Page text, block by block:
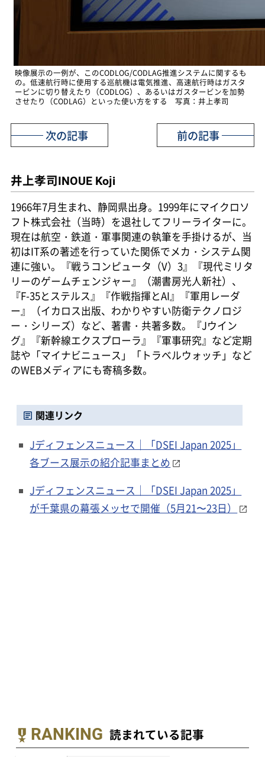
映像展示の一例が、このCODLOG/CODLAG推進システムに関するも
の。低速航行時に使用する巡航機は電気推進、高速航行時はガスタ
ービンに切り替えたり（CODLOG）、あるいはガスタービンを加勢
させたり（CODLAG）といった使い方をする 写真：井上孝司
前の記事
次の記事
井上孝司INOUE Koji
1966年7月生まれ、静岡県出身。1999年にマイクロソ
フト株式会社（当時）を退社してフリーライターに。
現在は航空・鉄道・軍事関連の執筆を手掛けるが、当
初はIT系の著述を行っていた関係でメカ・システム関
連に強い。『戦うコンピュータ（V）3』『現代ミリタ
リーのゲームチェンジャー』（潮書房光人新社）、
『F-35とステルス』『作戦指揮とAI』『軍用レーダ
ー』（イカロス出版、わかりやすい防衛テクノロジ
ー・シリーズ）など、著書・共著多数。『Jウイン
グ』『新幹線エクスプローラ』『軍事研究』など定期
誌や「マイナビニュース」「トラベルウォッチ」など
のWEBメディアにも寄稿多数。
関連リンク
Jディフェンスニュース｜「DSEI Japan 2025」
各ブース展示の紹介記事まとめ
Jディフェンスニュース｜「DSEI Japan 2025」
が千葉県の幕張メッセで開催（5月21〜23日）
RANKING 読まれている記事